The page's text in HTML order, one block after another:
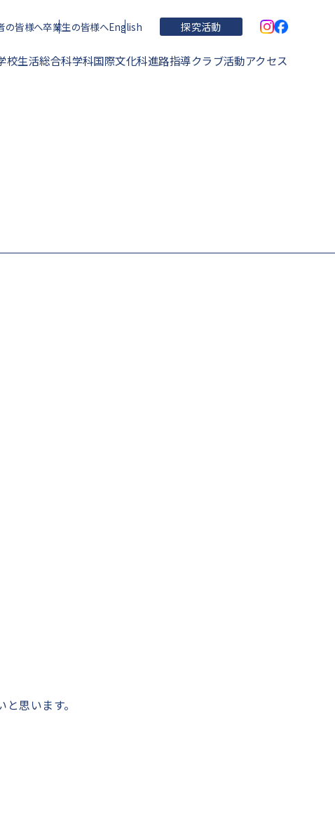
の皆様へ卒業生の皆様へEnglish 探究活動
校生活総合科学科国際文化科進路指導クラブ活動アクセス
思います。